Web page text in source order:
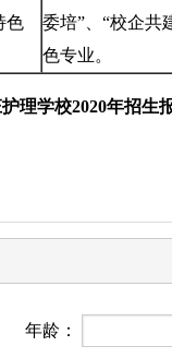
色
委培”、“校企共
色专业。
理学校2020年招生
年龄：